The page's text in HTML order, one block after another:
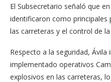
El Subsecretario señaló que
identificaron como principales
las carreteras y el control de
Respecto a la seguridad,
implementado operativos
explosivos en las carreteras,